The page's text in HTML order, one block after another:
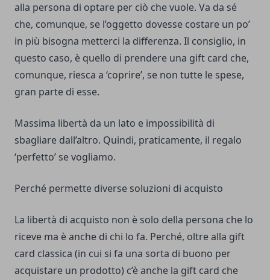
alla persona di optare per ciò che vuole. Va da sé
che, comunque, se l’oggetto dovesse costare un po’
in più bisogna metterci la differenza. Il consiglio, in
questo caso, è quello di prendere una gift card che,
comunque, riesca a ‘coprire’, se non tutte le spese,
gran parte di esse.
Massima libertà da un lato e impossibilità di
sbagliare dall’altro. Quindi, praticamente, il regalo
‘perfetto’ se vogliamo.
Perché permette diverse soluzioni di acquisto
La libertà di acquisto non è solo della persona che lo
riceve ma è anche di chi lo fa. Perché, oltre alla gift
card classica (in cui si fa una sorta di buono per
acquistare un prodotto) c’è anche la gift card che